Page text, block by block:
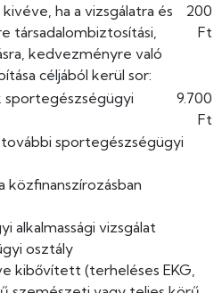
ha a vizsgálatra és
társadalombiztosítási,
kedvezményre való
céljából kerül sor:
200
Ft
sportegészségügyi
9.700
Ft
sportegészségügyi
közfinanszírozásban
alkalmassági vizsgálat
osztály
kibővített (terheléses EKG,